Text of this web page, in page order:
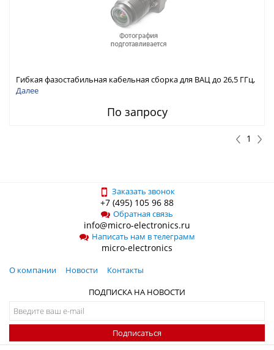
Гибкая фазостабильная кабельная сборка для ВАЦ до 26,5 ГГц,
NMD3.5 Розетка - APC3.5 Розетка
Далее
По запросу
1
Заказать звонок
+7 (495) 105 96 88
Обратная связь
info@micro-electronics.ru
Написать нам в телеграмм
micro-electronics
О компании Новости
Контакты
ПОДПИСКА НА НОВОСТИ
Подписаться